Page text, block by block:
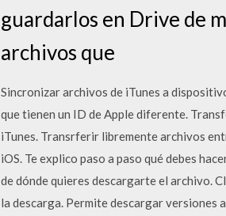
guardarlos en Drive de
archivos que
Sincronizar archivos de iTunes a
que tienen un ID de Apple diferente.
iTunes. Transrferir libremente archivos
iOS. Te explico paso a paso qué debes
de dónde quieres descargarte el archivo.
la descarga. Permite descargar versiones